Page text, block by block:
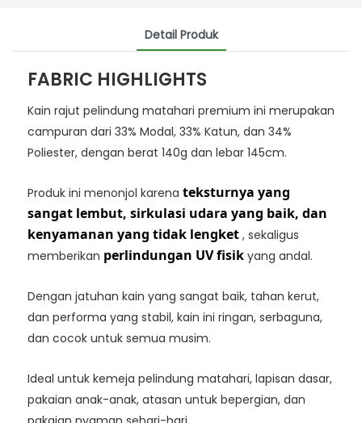
Detail Produk
FABRIC HIGHLIGHTS
Kain rajut pelindung matahari premium ini merupakan
campuran dari 33% Modal, 33% Katun, dan 34%
Poliester, dengan berat 140g dan lebar 145cm.
Produk ini menonjol karena teksturnya yang
sangat lembut, sirkulasi udara yang baik, dan
kenyamanan yang tidak lengket, sekaligus
memberikan perlindungan UV fisikyang andal.
Dengan jatuhan kain yang sangat baik, tahan kerut,
dan performa yang stabil, kain ini ringan, serbaguna,
dan cocok untuk semua musim.
Ideal untuk kemeja pelindung matahari, lapisan dasar,
pakaian anak-anak, atasan untuk bepergian, dan